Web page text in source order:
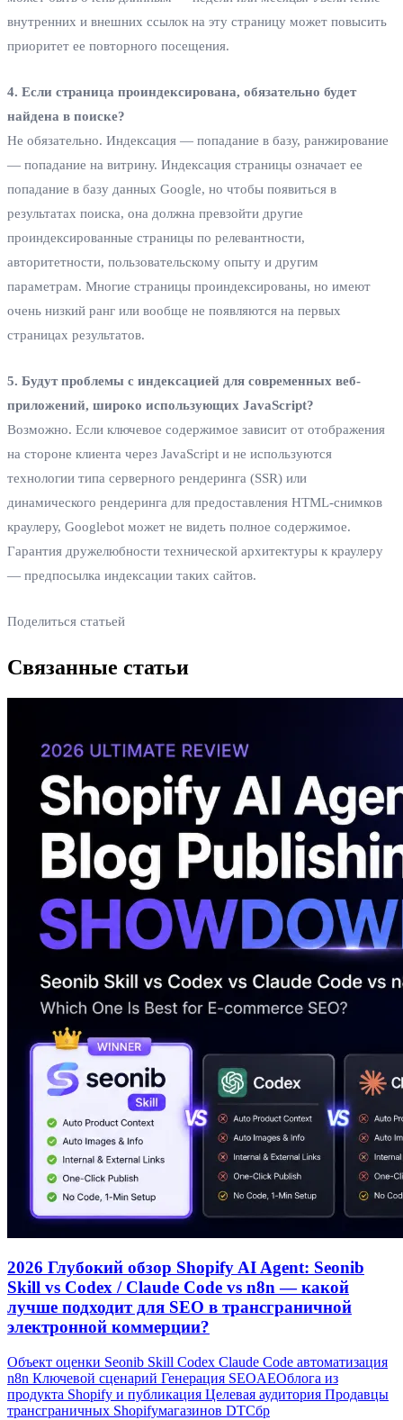
внутренних и внешних ссылок на эту страницу может повысить
приоритет ее повторного посещения.
4. Если страница проиндексирована, обязательно будет
найдена в поиске?
Не обязательно. Индексация — попадание в базу, ранжирование
— попадание на витрину. Индексация страницы означает ее
попадание в базу данных Google, но чтобы появиться в
результатах поиска, она должна превзойти другие
проиндексированные страницы по релевантности,
авторитетности, пользовательскому опыту и другим
параметрам. Многие страницы проиндексированы, но имеют
очень низкий ранг или вообще не появляются на первых
страницах результатов.
5. Будут проблемы с индексацией для современных веб-
приложений, широко использующих JavaScript?
Возможно. Если ключевое содержимое зависит от отображения
на стороне клиента через JavaScript и не используются
технологии типа серверного рендеринга (SSR) или
динамического рендеринга для предоставления HTML-снимков
краулеру, Googlebot может не видеть полное содержимое.
Гарантия дружелюбности технической архитектуры к краулеру
— предпосылка индексации таких сайтов.
Поделиться статьей
Связанные статьи
2026 Глубокий обзор Shopify AI Agent: Seonib
Skill vs Codex / Claude Code vs n8n — какой
лучше подходит для SEO в трансграничной
электронной коммерции?
Объект оценки Seonib Skill Codex Claude Code автоматизация
n8n Ключевой сценарий Генерация SEOAEOблога из
продукта Shopify и публикация Целевая аудитория Продавцы
трансграничных Shopifyмагазинов DTCбр